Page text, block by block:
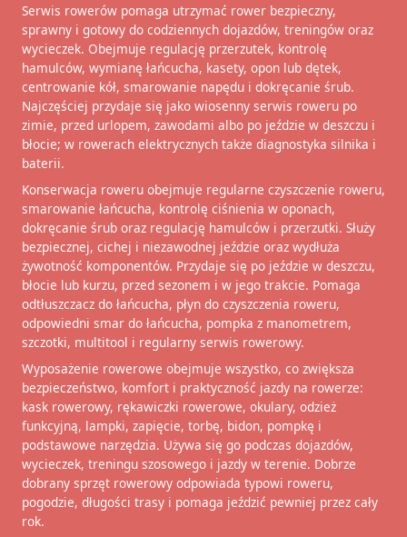
Serwis rowerów pomaga utrzymać rower bezpieczny,
sprawny i gotowy do codziennych dojazdów, treningów oraz
wycieczek. Obejmuje regulację przerzutek, kontrolę
hamulców, wymianę łańcucha, kasety, opon lub dętek,
centrowanie kół, smarowanie napędu i dokręcanie śrub.
Najczęściej przydaje się jako wiosenny serwis roweru po
zimie, przed urlopem, zawodami albo po jeździe w deszczu i
błocie; w rowerach elektrycznych także diagnostyka silnika i
baterii.
Konserwacja roweru obejmuje regularne czyszczenie roweru,
smarowanie łańcucha, kontrolę ciśnienia w oponach,
dokręcanie śrub oraz regulację hamulców i przerzutki. Służy
bezpiecznej, cichej i niezawodnej jeździe oraz wydłuża
żywotność komponentów. Przydaje się po jeździe w deszczu,
błocie lub kurzu, przed sezonem i w jego trakcie. Pomaga
odtłuszczacz do łańcucha, płyn do czyszczenia roweru,
odpowiedni smar do łańcucha, pompka z manometrem,
szczotki, multitool i regularny serwis rowerowy.
Wyposażenie rowerowe obejmuje wszystko, co zwiększa
bezpieczeństwo, komfort i praktyczność jazdy na rowerze:
kask rowerowy, rękawiczki rowerowe, okulary, odzież
funkcyjną, lampki, zapięcie, torbę, bidon, pompkę i
podstawowe narzędzia. Używa się go podczas dojazdów,
wycieczek, treningu szosowego i jazdy w terenie. Dobrze
dobrany sprzęt rowerowy odpowiada typowi roweru,
pogodzie, długości trasy i pomaga jeździć pewniej przez cały
rok.